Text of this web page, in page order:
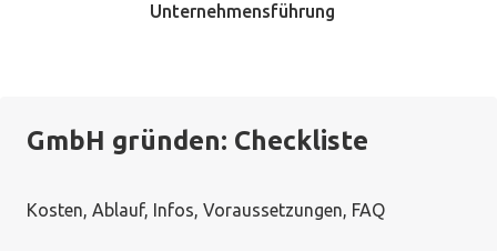
Unternehmensführung
GmbH gründen: Checkliste
Kosten, Ablauf, Infos, Voraussetzungen, FAQ